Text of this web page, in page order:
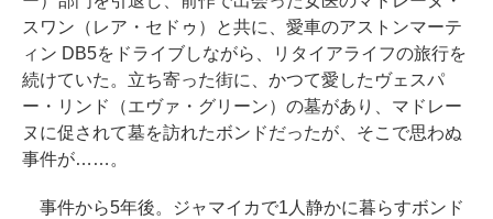
スワン（レア・セドゥ）と共に、愛車のアストンマーテ
ィン DB5をドライブしながら、リタイアライフの旅行を
続けていた。立ち寄った街に、かつて愛したヴェスパ
ー・リンド（エヴァ・グリーン）の墓があり、マドレー
ヌに促されて墓を訪れたボンドだったが、そこで思わぬ
事件が……。
事件から5年後。ジャマイカで1人静かに暮らすボンド